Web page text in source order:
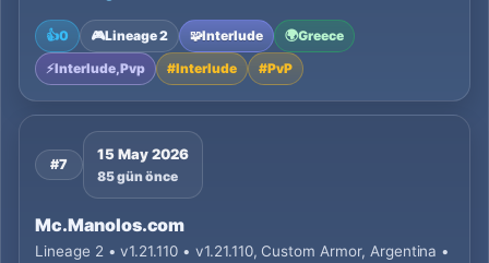
👍0 🎮Lineage 2 🧩Interlude 🌍Greece
⚡Interlude, Pvp #Interlude #PvP
#7
15 May 2026
85 gün önce
Mc.Manolos.com
Lineage 2 • v1.21.110 • v1.21.110, Custom Armor, Argentina •